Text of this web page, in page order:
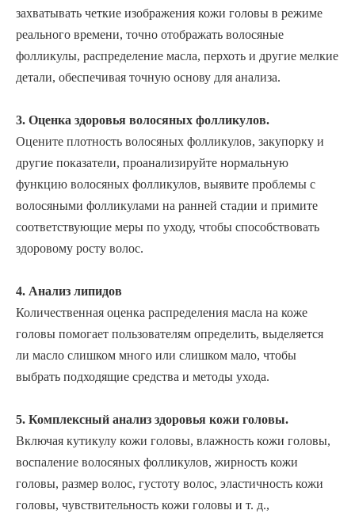
захватывать четкие изображения кожи головы в режиме
реального времени, точно отображать волосяные
фолликулы, распределение масла, перхоть и другие мелкие
детали, обеспечивая точную основу для анализа.
3. Оценка здоровья волосяных фолликулов.
Оцените плотность волосяных фолликулов, закупорку и
другие показатели, проанализируйте нормальную
функцию волосяных фолликулов, выявите проблемы с
волосяными фолликулами на ранней стадии и примите
соответствующие меры по уходу, чтобы способствовать
здоровому росту волос.
4. Анализ липидов
Количественная оценка распределения масла на коже
головы помогает пользователям определить, выделяется
ли масло слишком много или слишком мало, чтобы
выбрать подходящие средства и методы ухода.
5. Комплексный анализ здоровья кожи головы.
Включая кутикулу кожи головы, влажность кожи головы,
воспаление волосяных фолликулов, жирность кожи
головы, размер волос, густоту волос, эластичность кожи
головы, чувствительность кожи головы и т. д.,